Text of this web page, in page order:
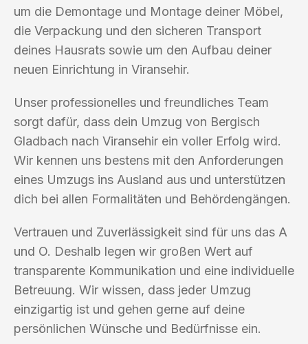
um die Demontage und Montage deiner Möbel,
die Verpackung und den sicheren Transport
deines Hausrats sowie um den Aufbau deiner
neuen Einrichtung in Viransehir.
Unser professionelles und freundliches Team
sorgt dafür, dass dein Umzug von Bergisch
Gladbach nach Viransehir ein voller Erfolg wird.
Wir kennen uns bestens mit den Anforderungen
eines Umzugs ins Ausland aus und unterstützen
dich bei allen Formalitäten und Behördengängen.
Vertrauen und Zuverlässigkeit sind für uns das A
und O. Deshalb legen wir großen Wert auf
transparente Kommunikation und eine individuelle
Betreuung. Wir wissen, dass jeder Umzug
einzigartig ist und gehen gerne auf deine
persönlichen Wünsche und Bedürfnisse ein.